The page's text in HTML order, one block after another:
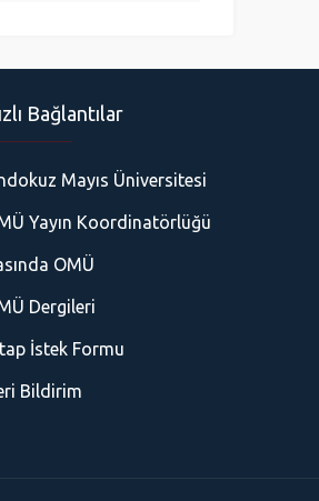
Bağlantılar
Mayıs Üniversitesi
Yayın Koordinatörlüğü
OMÜ
Dergileri
İstek Formu
Bildirim